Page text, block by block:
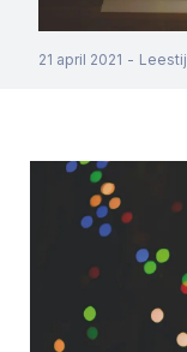
21 april 2021 -